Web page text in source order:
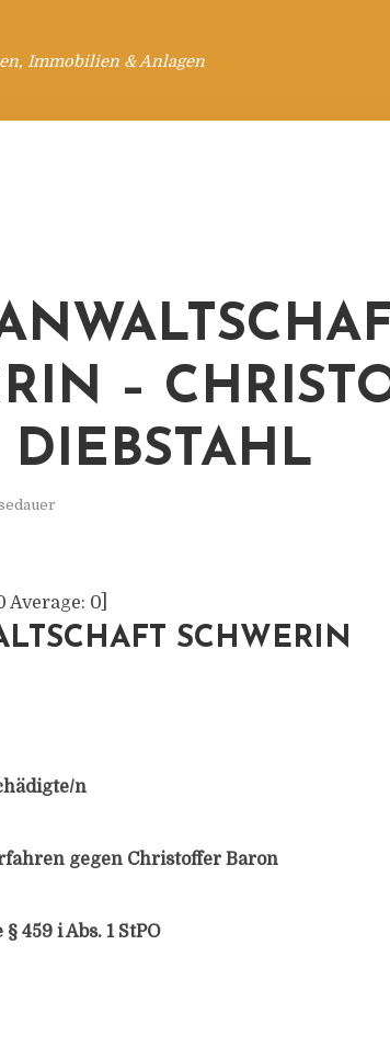
Immobilien & Anlagen
–
DIEBSTAHL
Average: 0
SCHWERIN
​n
gegen Christoffer Baron
459 i Abs. 1 StPO